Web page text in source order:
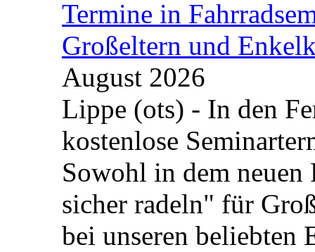
Termine in
Großeltern und
August 2026
Lippe (ots) - In den
kostenlose
Sowohl in dem neuen
sicher radeln" für
bei unseren beliebten